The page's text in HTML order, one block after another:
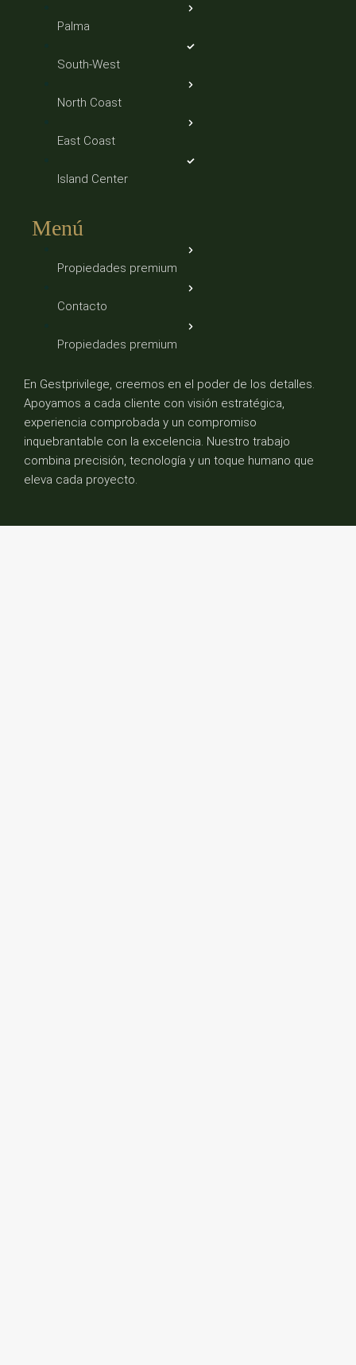
Palma
South-West
North Coast
East Coast
Island Center
Menú
Propiedades premium
Contacto
Propiedades premium
En Gestprivilege, creemos en el poder de los detalles.
Apoyamos a cada cliente con visión estratégica,
experiencia comprobada y un compromiso
inquebrantable con la excelencia. Nuestro trabajo
combina precisión, tecnología y un toque humano que
eleva cada proyecto.